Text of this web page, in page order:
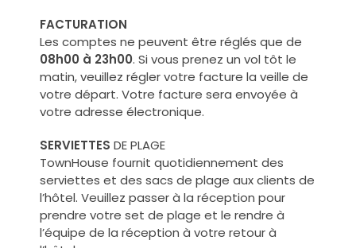
FACTURATION
Les comptes ne peuvent être réglés que de
08h00 à 23h00. Si vous prenez un vol tôt le
matin, veuillez régler votre facture la veille de
votre départ. Votre facture sera envoyée à
votre adresse électronique.
SERVIETTES DE PLAGE
TownHouse fournit quotidiennement des
serviettes et des sacs de plage aux clients de
l’hôtel. Veuillez passer à la réception pour
prendre votre set de plage et le rendre à
l’équipe de la réception à votre retour à